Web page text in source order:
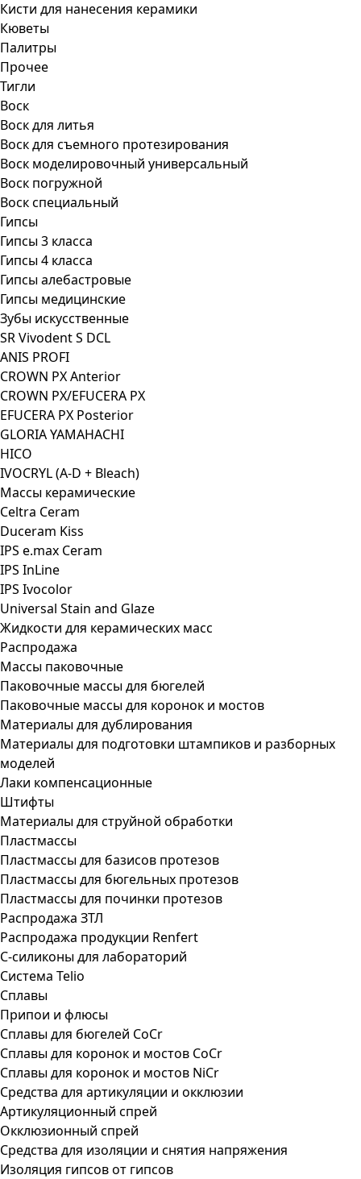
Кисти для нанесения керамики
Кюветы
Палитры
Прочее
Тигли
Воск
Воск для литья
Воск для съемного протезирования
Воск моделировочный универсальный
Воск погружной
Воск специальный
Гипсы
Гипсы 3 класса
Гипсы 4 класса
Гипсы алебастровые
Гипсы медицинские
Зубы искусственные
SR Vivodent S DCL
ANIS PROFI
CROWN PX Anterior
CROWN PX/EFUCERA PX
EFUCERA PX Posterior
GLORIA YAMAHACHI
HICO
IVOCRYL (A-D + Bleach)
Массы керамические
Celtra Ceram
Duceram Kiss
IPS e.max Ceram
IPS InLine
IPS Ivocolor
Universal Stain and Glaze
Жидкости для керамических масс
Распродажа
Массы паковочные
Паковочные массы для бюгелей
Паковочные массы для коронок и мостов
Материалы для дублирования
Материалы для подготовки штампиков и разборных
моделей
Лаки компенсационные
Штифты
Материалы для струйной обработки
Пластмассы
Пластмассы для базисов протезов
Пластмассы для бюгельных протезов
Пластмассы для починки протезов
Распродажа ЗТЛ
Распродажа продукции Renfert
С-силиконы для лабораторий
Система Telio
Сплавы
Припои и флюсы
Сплавы для бюгелей CoCr
Сплавы для коронок и мостов CoCr
Сплавы для коронок и мостов NiCr
Средства для артикуляции и окклюзии
Артикуляционный спрей
Окклюзионный спрей
Средства для изоляции и снятия напряжения
Изоляция гипсов от гипсов